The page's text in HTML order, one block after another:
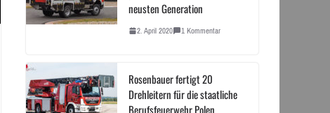
neusten Generation
2. April 2020 1 Kommentar
Rosenbauer fertigt 20
Drehleitern für die staatliche
Berufsfeuerwehr Polen